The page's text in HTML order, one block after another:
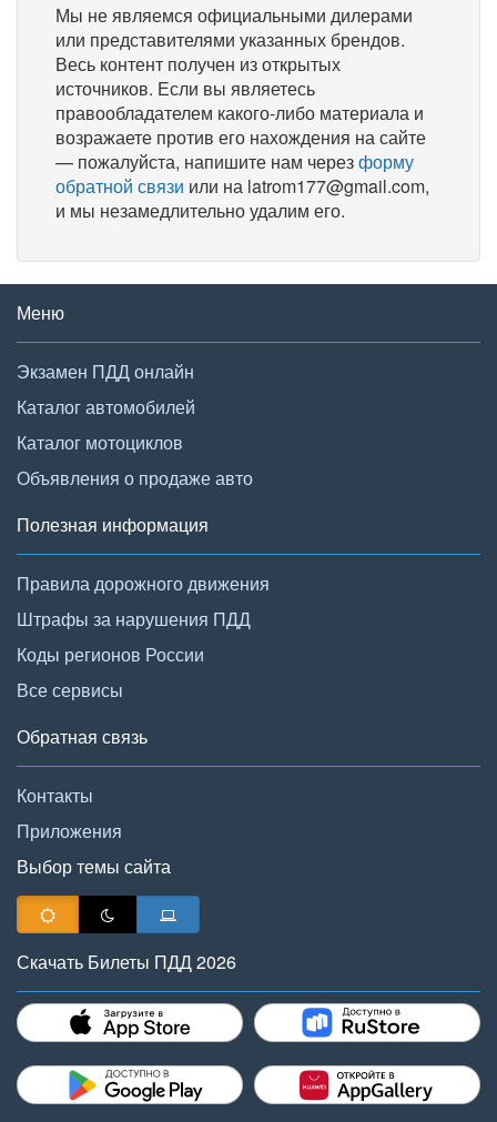
Мы не являемся официальными дилерами
или представителями указанных брендов.
Весь контент получен из открытых
источников. Если вы являетесь
правообладателем какого-либо материала и
возражаете против его нахождения на сайте
— пожалуйста, напишите нам черезформу
обратной связи или на latrom177@gmail.com,
и мы незамедлительно удалим его.
Меню
Экзамен ПДД онлайн
Каталог автомобилей
Каталог мотоциклов
Объявления о продаже авто
Полезная информация
Правила дорожного движения
Штрафы за нарушения ПДД
Коды регионов России
Все сервисы
Обратная связь
Контакты
Приложения
Выбор темы сайта
Скачать Билеты ПДД 2026